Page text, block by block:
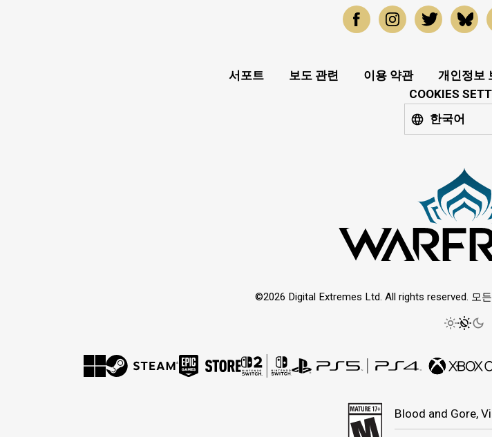
서포트 보도 관련 이용 약관 개인정보
COOKIES
한국어
©2026 Digital Extremes Ltd. All rights reserved. 모
Blood and Gore,